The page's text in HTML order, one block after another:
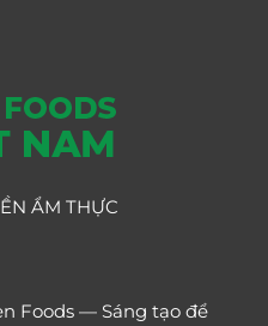
ẨM THỰC
Foods — Sáng tạo để